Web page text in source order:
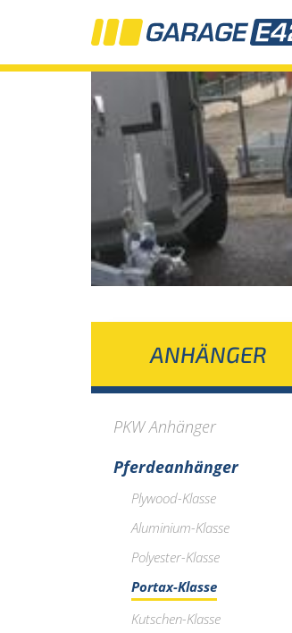
ANHÄNGER
PKW Anhänger
Pferdeanhänger
Plywood-Klasse
Aluminium-Klasse
Polyester-Klasse
Portax-Klasse
Kutschen-Klasse